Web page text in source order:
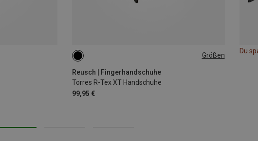
Größen
Reusch | Fingerhandschuhe
Torres R-Tex XT Handschuhe
99,95 €
Du